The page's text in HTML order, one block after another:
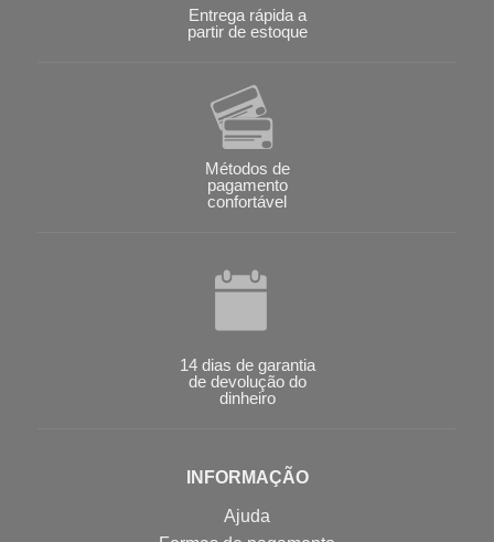
Entrega rápida a
partir de estoque
Métodos de
pagamento
confortável
14 dias de garantia
de devolução do
dinheiro
INFORMAÇÃO
Ajuda